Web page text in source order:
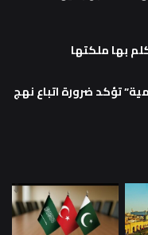
بها ملكتها
تؤكد ضرورة اتباع نهج